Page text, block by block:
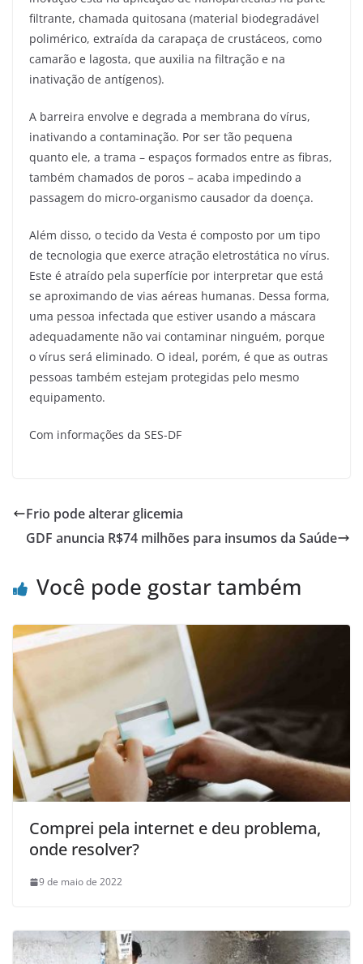
filtrante, chamada quitosana (material biodegradável
polimérico, extraída da carapaça de crustáceos, como
camarão e lagosta, que auxilia na filtração e na
inativação de antígenos).
A barreira envolve e degrada a membrana do vírus,
inativando a contaminação. Por ser tão pequena
quanto ele, a trama – espaços formados entre as fibras,
também chamados de poros – acaba impedindo a
passagem do micro-organismo causador da doença.
Além disso, o tecido da Vesta é composto por um tipo
de tecnologia que exerce atração eletrostática no vírus.
Este é atraído pela superfície por interpretar que está
se aproximando de vias aéreas humanas. Dessa forma,
uma pessoa infectada que estiver usando a máscara
adequadamente não vai contaminar ninguém, porque
o vírus será eliminado. O ideal, porém, é que as outras
pessoas também estejam protegidas pelo mesmo
equipamento.
Com informações da SES-DF
Frio pode alterar glicemia
GDF anuncia R$74 milhões para insumos da Saúde
Você pode gostar também
Comprei pela internet e deu problema,
onde resolver?
9 de maio de 2022